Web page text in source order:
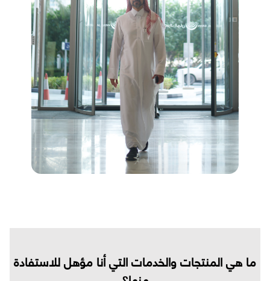
ما هي المنتجات والخدمات التي أنا مؤهل للاستفادة